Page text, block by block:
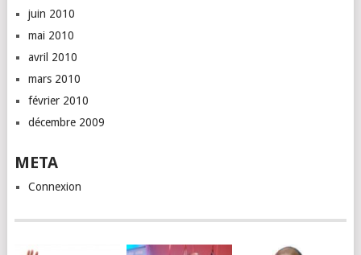
juin 2010
mai 2010
avril 2010
mars 2010
février 2010
décembre 2009
META
Connexion